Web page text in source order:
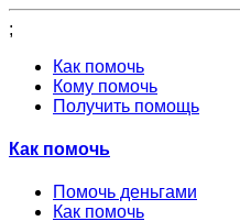
;
Как помочь
Кому помочь
Получить помощь
Как помочь
Помочь деньгами
Как помочь